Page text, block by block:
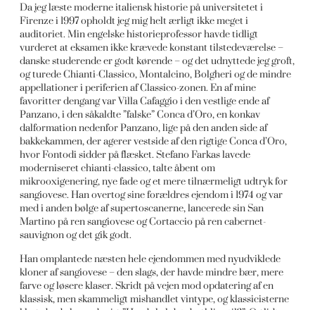
Da jeg læste moderne italiensk historie på universitetet i
Firenze i 1997 opholdt jeg mig helt ærligt ikke meget i
auditoriet. Min engelske historieprofessor havde tidligt
vurderet at eksamen ikke krævede konstant tilstedeværelse –
danske studerende er godt kørende – og det udnyttede jeg groft,
og turede Chianti-Classico, Montalcino, Bolgheri og de mindre
appellationer i periferien af Classico-zonen. En af mine
favoritter dengang var Villa Cafaggio i den vestlige ende af
Panzano, i den såkaldte ”falske” Conca d’Oro, en konkav
dalformation nedenfor Panzano, lige på den anden side af
bakkekammen, der agerer vestside af den rigtige Conca d’Oro,
hvor Fontodi sidder på flæsket. Stefano Farkas lavede
moderniseret chianti-classico, talte åbent om
mikrooxigenering, nye fade og et mere tilnærmeligt udtryk for
sangiovese. Han overtog sine forældres ejendom i 1974 og var
med i anden bølge af supertoscanerne, lancerede sin San
Martino på ren sangiovese og Cortaccio på ren cabernet-
sauvignon og det gik godt.
Han omplantede næsten hele ejendommen med nyudviklede
kloner af sangiovese – den slags, der havde mindre bær, mere
farve og løsere klaser. Skridt på vejen mod opdatering af en
klassisk, men skammeligt mishandlet vintype, og klassicisterne